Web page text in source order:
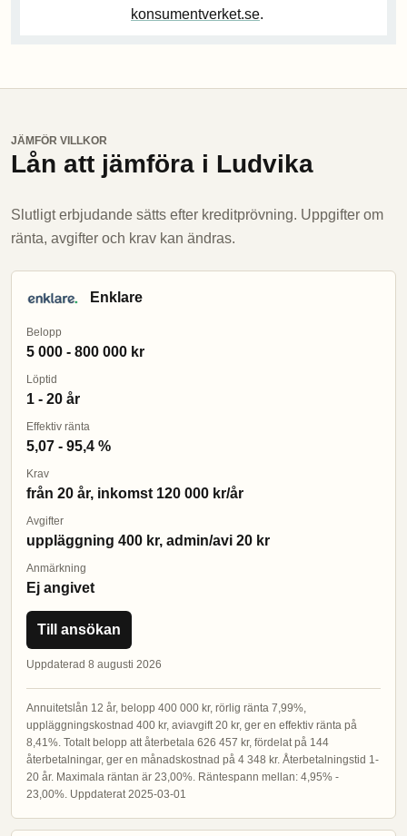
konsumentverket.se.
JÄMFÖR VILLKOR
Lån att jämföra i Ludvika
Slutligt erbjudande sätts efter kreditprövning. Uppgifter om
ränta, avgifter och krav kan ändras.
Enklare
Belopp
5 000 - 800 000 kr
Löptid
1 - 20 år
Effektiv ränta
5,07 - 95,4 %
Krav
från 20 år, inkomst 120 000 kr/år
Avgifter
uppläggning 400 kr, admin/avi 20 kr
Anmärkning
Ej angivet
Till ansökan
Uppdaterad 8 augusti 2026
Annuitetslån 12 år, belopp 400 000 kr, rörlig ränta 7,99%,
uppläggningskostnad 400 kr, aviavgift 20 kr, ger en effektiv ränta på
8,41%. Totalt belopp att återbetala 626 457 kr, fördelat på 144
återbetalningar, ger en månadskostnad på 4 348 kr. Återbetalningstid 1-
20 år. Maximala räntan är 23,00%. Räntespann mellan: 4,95% -
23,00%. Uppdaterat 2025-03-01